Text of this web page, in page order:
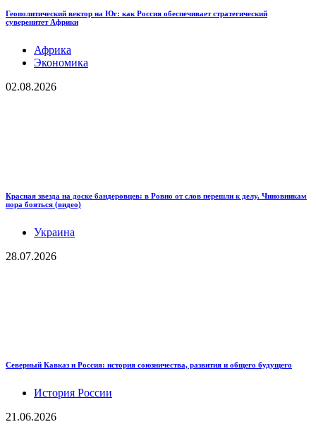
Геополитический вектор на Юг: как Россия обеспечивает стратегический
суверенитет Африки
Африка
Экономика
02.08.2026
Красная звезда на доске бандеровцев: в Ровно от слов перешли к делу. Чиновникам
пора бояться (видео)
Украина
28.07.2026
Северный Кавказ и Россия: история союзничества, развития и общего будущего
История России
21.06.2026